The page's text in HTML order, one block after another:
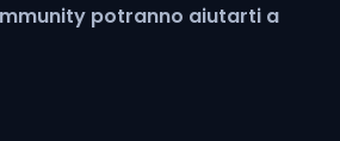
potranno aiutarti a